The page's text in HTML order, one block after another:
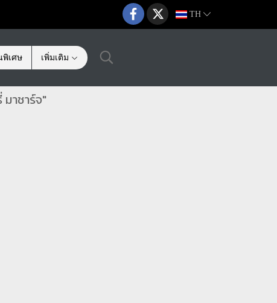
TH
พิเศษ เพิ่มเติม
าชาร์จ"